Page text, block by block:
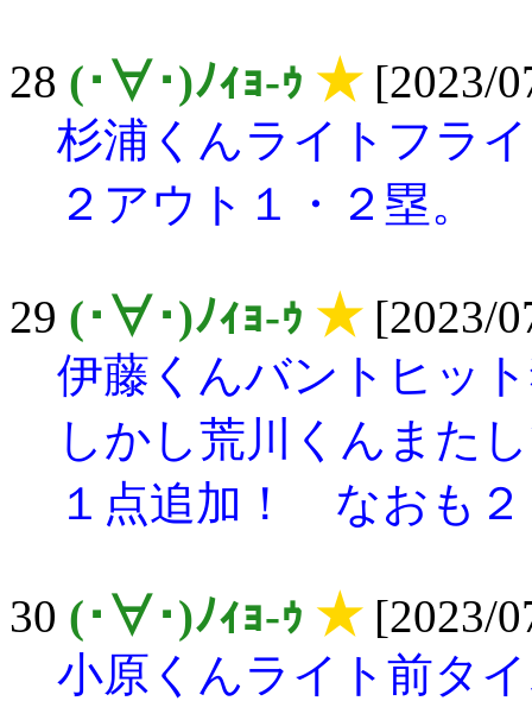
28 (･∀･)ﾉｨｮ-ｩ ★[2023/
杉浦くんライトフラ
２アウト１・２塁。
29 (･∀･)ﾉｨｮ-ｩ ★[2023/
伊藤くんバントヒッ
しかし荒川くんまた
１点追加！ なおも２
30 (･∀･)ﾉｨｮ-ｩ ★[2023/
小原くんライト前タ